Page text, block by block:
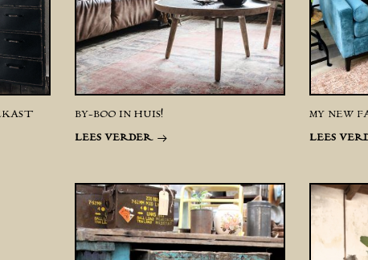
BY-BOO IN HUIS!
LEES VERDER
MY NEW
LEES